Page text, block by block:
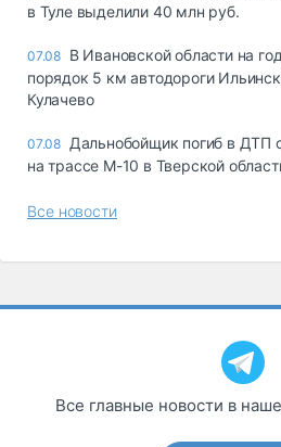
в Туле выделили 40 млн руб.
07.08 В Ивановской области на
порядок 5 км автодороги
Кулачево
07.08 Дальнобойщик погиб в ДТП
на трассе М-10 в Тверской
Все новости
Все главные новости в